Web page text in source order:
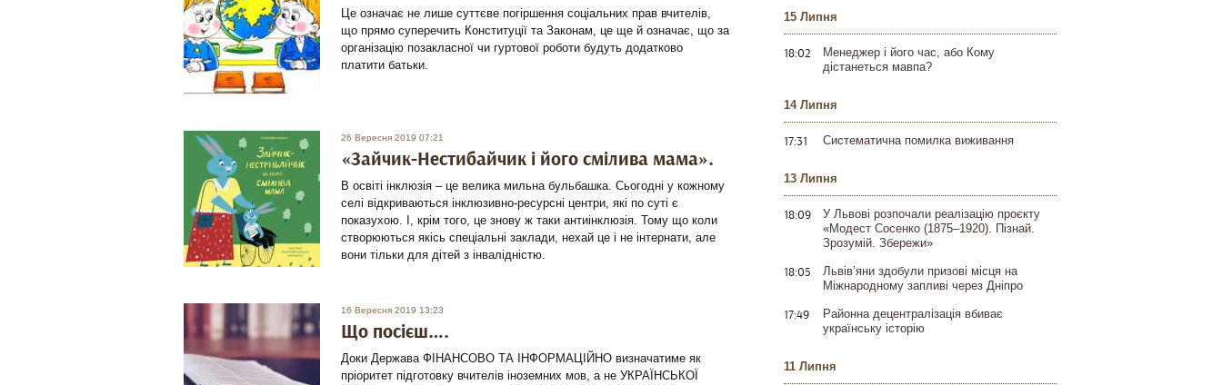
Це означає не лише суттєве погіршення соціальних прав вчителів,
що прямо суперечить Конституції та Законам, це ще й означає, що за
організацію позакласної чи гуртової роботи будуть додатково
платити батьки.
26 Вересня 2019 07:21
«Зайчик-Нестибайчик і його смілива мама».
В освіті інклюзія – це велика мильна бульбашка. Сьогодні у кожному
селі відкриваються інклюзивно-ресурсні центри, які по суті є
показухою. І, крім того, це знову ж таки антиінклюзія. Тому що коли
створюються якісь спеціальні заклади, нехай це і не інтернати, але
вони тільки для дітей з інвалідністю.
16 Вересня 2019 13:23
Що посієш….
Доки Держава ФІНАНСОВО ТА ІНФОРМАЦІЙНО визначатиме як
пріоритет підготовку вчителів іноземних мов, а не УКРАЇНСЬКОЇ
15 Липня
18:02
Менеджер і його час, або Кому
дістанеться мавпа?
14 Липня
17:31 Систематична помилка виживання
13 Липня
18:09
У Львові розпочали реалізацію проєкту
«Модест Сосенко (1875–1920). Пізнай.
Зрозумій. Збережи»
18:05
Львів’яни здобули призові місця на
Міжнародному запливі через Дніпро
17:49
Районна децентралізація вбиває
українську історію
11 Липня